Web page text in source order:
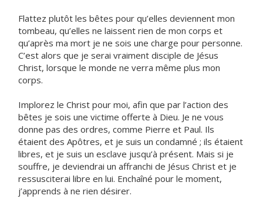
Flattez plutôt les bêtes pour qu’elles deviennent mon
tombeau, qu’elles ne laissent rien de mon corps et
qu’après ma mort je ne sois une charge pour personne.
C’est alors que je serai vraiment disciple de Jésus
Christ, lorsque le monde ne verra même plus mon
corps.
Implorez le Christ pour moi, afin que par l’action des
bêtes je sois une victime offerte à Dieu. Je ne vous
donne pas des ordres, comme Pierre et Paul. Ils
étaient des Apôtres, et je suis un condamné ; ils étaient
libres, et je suis un esclave jusqu’à présent. Mais si je
souffre, je deviendrai un affranchi de Jésus Christ et je
ressusciterai libre en lui. Enchaîné pour le moment,
j’apprends à ne rien désirer.